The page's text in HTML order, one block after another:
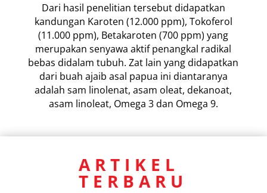
Dari hasil penelitian tersebut didapatkan
kandungan Karoten (12.000 ppm), Tokoferol
(11.000 ppm), Betakaroten (700 ppm) yang
merupakan senyawa aktif penangkal radikal
bebas didalam tubuh. Zat lain yang didapatkan
dari buah ajaib asal papua ini diantaranya
adalah sam linolenat, asam oleat, dekanoat,
asam linoleat, Omega 3 dan Omega 9.
ARTIKEL
TERBARU